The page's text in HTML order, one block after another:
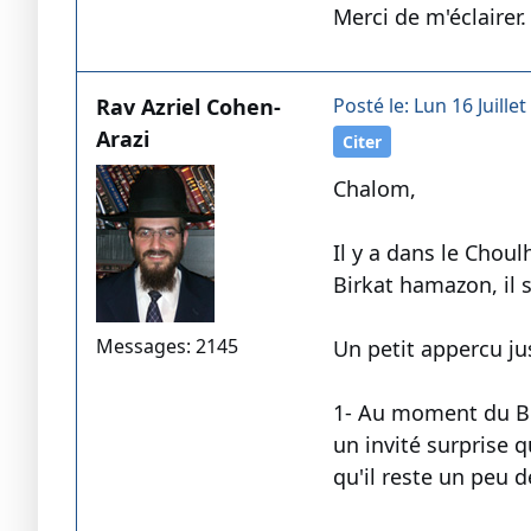
Merci de m'éclairer.
Rav Azriel Cohen-
Arazi
Messages: 2145
Posté le: Lun 16
Citer
Chalom,
Il y a dans le
Un petit appercu
1- Au moment du
un invité surprise
qu'il reste un peu